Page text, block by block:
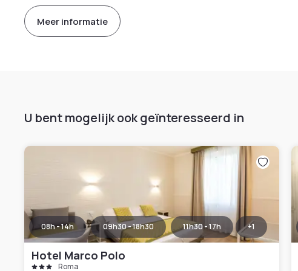
Meer informatie
U bent mogelijk ook geïnteresseerd in
08h - 14h 09h30 - 18h30 11h30 - 17h +1
Hotel Marco Polo
Roma